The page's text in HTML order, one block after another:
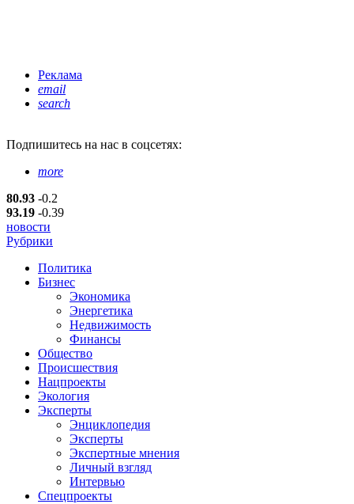
Реклама
email
search
Подпишитесь на нас в соцсетях:
more
80.93 -0.2
93.19 -0.39
новости
Рубрики
Политика
Бизнес
Экономика
Энергетика
Недвижимость
Финансы
Общество
Происшествия
Нацпроекты
Экология
Эксперты
Энциклопедия
Эксперты
Экспертные мнения
Личный взгляд
Интервью
Спецпроекты